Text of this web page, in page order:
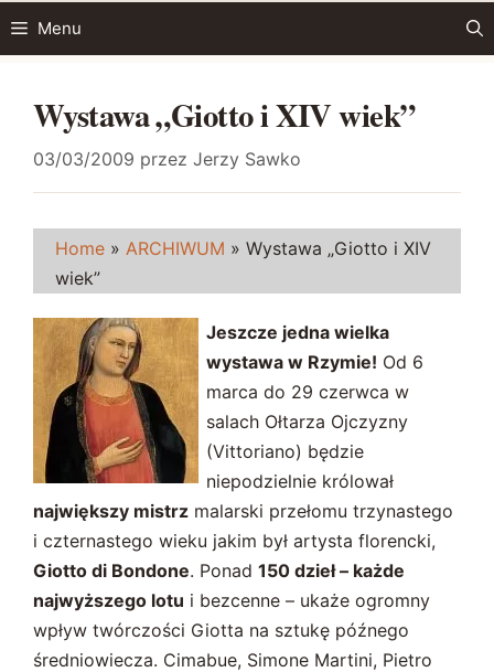
Menu
Wystawa „Giotto i XIV wiek”
03/03/2009 przez Jerzy Sawko
Home » ARCHIWUM » Wystawa „Giotto i XIV
wiek”
Jeszcze jedna wielka
wystawa w Rzymie! Od 6
marca do 29 czerwca w
salach Ołtarza Ojczyzny
(Vittoriano) będzie
niepodzielnie królował
największy mistrz malarski przełomu trzynastego
i czternastego wieku jakim był artysta florencki,
Giotto di Bondone. Ponad 150 dzieł – każde
najwyższego lotu i bezcenne – ukaże ogromny
wpływ twórczości Giotta na sztukę późnego
średniowiecza. Cimabue, Simone Martini, Pietro